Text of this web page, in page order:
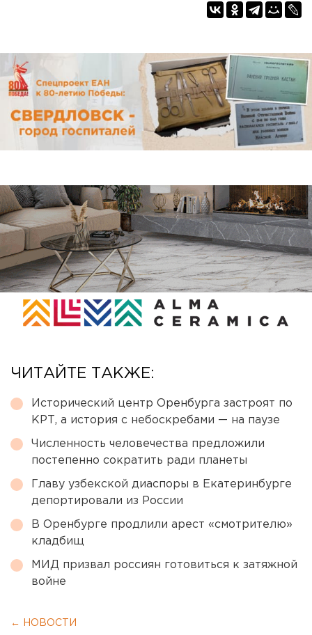
ЧИТАЙТЕ ТАКЖЕ:
Исторический центр Оренбурга застроят по
КРТ, а история с небоскребами — на паузе
Численность человечества предложили
постепенно сократить ради планеты
Главу узбекской диаспоры в Екатеринбурге
депортировали из России
В Оренбурге продлили арест «смотрителю»
кладбищ
МИД призвал россиян готовиться к затяжной
войне
← НОВОСТИ